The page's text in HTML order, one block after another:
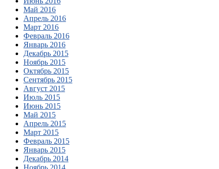
Май 2016
Апрель 2016
Март 2016
Февраль 2016
Январь 2016
Декабрь 2015
Ноябрь 2015
Октябрь 2015
Сентябрь 2015
Август 2015
Июль 2015
Июнь 2015
Май 2015
Апрель 2015
Март 2015
Февраль 2015
Январь 2015
Декабрь 2014